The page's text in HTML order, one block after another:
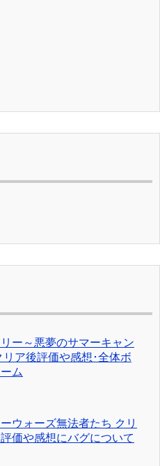
ー～悪夢のサマーキャン
リア後評価や感想･全体ボ
ム
ウォーズ無法者たち クリ
価や感想にバグについて